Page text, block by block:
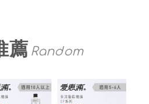
薦 Random